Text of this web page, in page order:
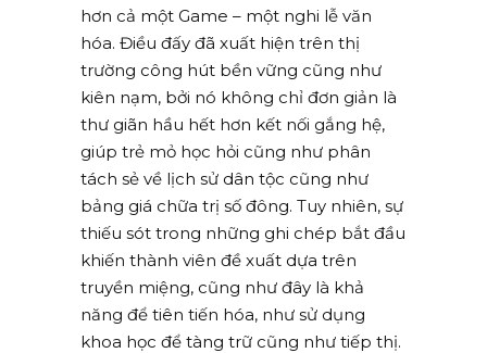
hơn cả một Game – một nghi lễ văn
hóa. Điều đấy đã xuất hiện trên thị
trường công hút bền vững cũng như
kiên nạm, bởi nó không chỉ đơn giản là
thư giãn hầu hết hơn kết nối gắng hệ,
giúp trẻ mỏ học hỏi cũng như phân
tách sẻ về lịch sử dân tộc cũng như
bảng giá chữa trị số đông. Tuy nhiên, sự
thiếu sót trong những ghi chép bắt đầu
khiến thành viên đề xuất dựa trên
truyền miệng, cũng như đây là khả
năng để tiên tiến hóa, như sử dụng
khoa học để tàng trữ cũng như tiếp thị.